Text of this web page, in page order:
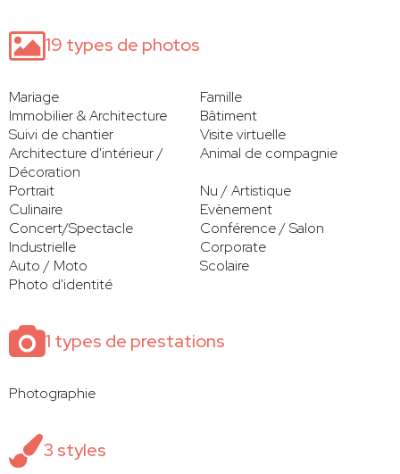
19 types de photos
Mariage
Famille
Immobilier & Architecture
Bâtiment
Suivi de chantier
Visite virtuelle
Architecture d'intérieur /
Décoration
Animal de compagnie
Portrait
Nu / Artistique
Culinaire
Evènement
Concert/Spectacle
Conférence / Salon
Industrielle
Corporate
Auto / Moto
Scolaire
Photo d'identité
1 types de prestations
Photographie
3 styles